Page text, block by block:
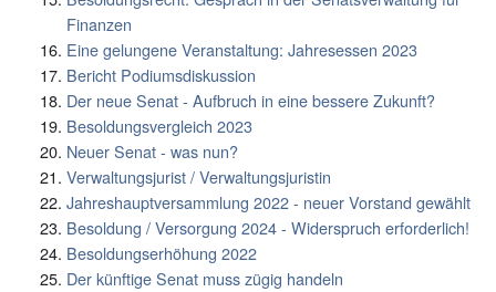
Finanzen
Eine gelungene Veranstaltung: Jahresessen 2023
Bericht Podiumsdiskussion
Der neue Senat - Aufbruch in eine bessere Zukunft?
Besoldungsvergleich 2023
Neuer Senat - was nun?
Verwaltungsjurist / Verwaltungsjuristin
Jahreshauptversammlung 2022 - neuer Vorstand gewählt
Besoldung / Versorgung 2024 - Widerspruch erforderlich!
Besoldungserhöhung 2022
Der künftige Senat muss zügig handeln